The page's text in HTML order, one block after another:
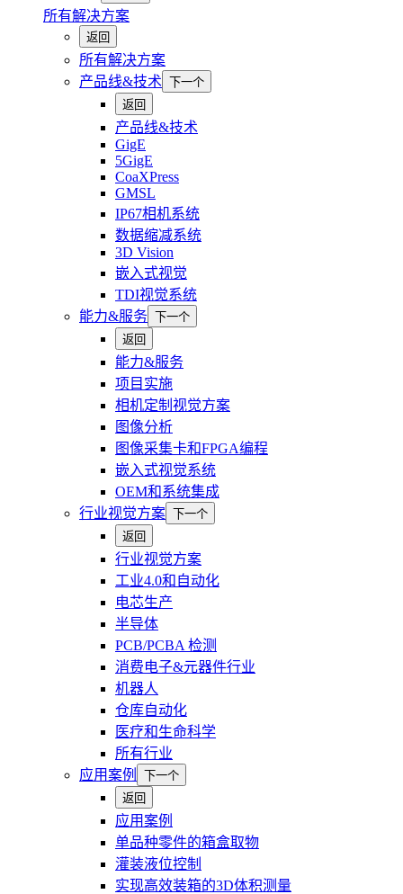
所有解决方案
返回
所有解决方案
产品线&技术
下一个
返回
产品线&技术
GigE
5GigE
CoaXPress
GMSL
IP67相机系统
数据缩减系统
3D Vision
嵌入式视觉
TDI视觉系统
能力&服务
下一个
返回
能力&服务
项目实施
相机定制视觉方案
图像分析
图像采集卡和FPGA编程
嵌入式视觉系统
OEM和系统集成
行业视觉方案
下一个
返回
行业视觉方案
工业4.0和自动化
电芯生产
半导体
PCB/PCBA 检测
消费电子&元器件行业
机器人
仓库自动化
医疗和生命科学
所有行业
应用案例
下一个
返回
应用案例
单品种零件的箱盒取物
灌装液位控制
实现高效装箱的3D体积测量